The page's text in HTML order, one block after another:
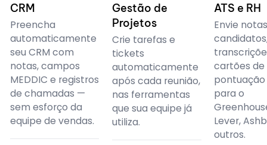
CRM
Preencha
automaticamente
seu CRM com
notas, campos
MEDDIC e registros
de chamadas —
sem esforço da
equipe de vendas.
Gestão de
Projetos
Crie tarefas e
tickets
automaticamente
após cada reunião,
nas ferramentas
que sua equipe já
utiliza.
ATS e RH
Envie
cartões de
pontuação
para o
Lever,
outros.